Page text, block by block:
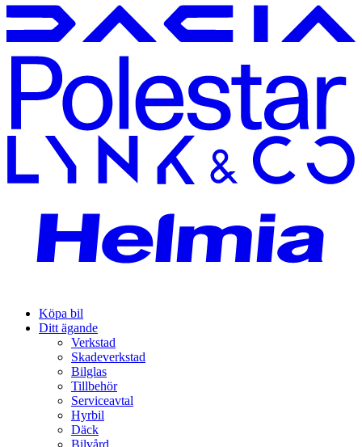
Köpa bil
Ditt ägande
Verkstad
Skadeverkstad
Bilglas
Tillbehör
Serviceavtal
Hyrbil
Däck